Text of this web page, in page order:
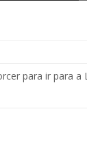
para ir para a